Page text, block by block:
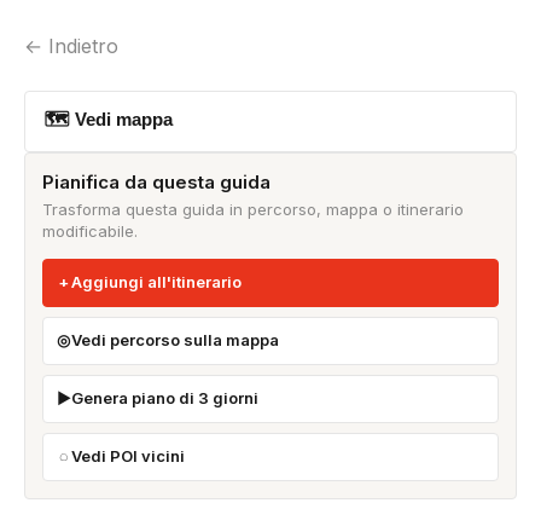
← Indietro
🗺 Vedi mappa
Pianifica da questa guida
Trasforma questa guida in percorso, mappa o itinerario
modificabile.
Aggiungi all'itinerario
Vedi percorso sulla mappa
Genera piano di 3 giorni
Vedi POI vicini